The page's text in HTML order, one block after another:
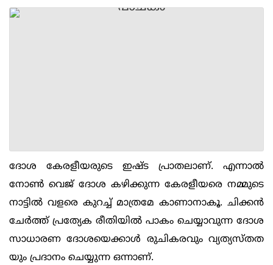
ദോശ കേരളീയരുടെ ഇഷ്‌ട പ്രാതലാണ്. എന്നാല്‍
നോണ്‍ വെജ് ദോശ കഴിക്കുന്ന കേരളീയരെ നമ്മുടെ
നാട്ടില്‍ വളരെ കുറച്ച് മാത്രമേ കാണാനാകൂ. ചിക്കന്‍
ചേര്‍ത്ത് പ്രത്യേക രീതിയില്‍ പാകം ചെയ്യാവുന്ന ദോശ
സാധാരണ ദോശയെക്കാള്‍ രുചികരവും വ്യത്യസ്തത
യും പ്രദാനം ചെയ്യുന്ന ഒന്നാണ്.